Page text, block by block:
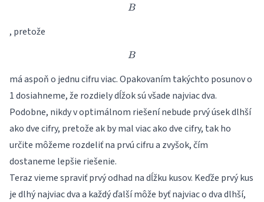
B
B
, pretože
B
B
má aspoň o jednu cifru viac. Opakovaním takýchto posunov o
1 dosiahneme, že rozdiely dĺžok sú všade najviac dva.
Podobne, nikdy v optimálnom riešení nebude prvý úsek dlhší
ako dve cifry, pretože ak by mal viac ako dve cifry, tak ho
určite môžeme rozdeliť na prvú cifru a zvyšok, čím
dostaneme lepšie riešenie.
Teraz vieme spraviť prvý odhad na dĺžku kusov. Keďže prvý kus
je dlhý najviac dva a každý ďalší môže byť najviac o dva dlhší,